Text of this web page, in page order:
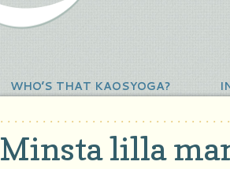
WHO’S THAT KAOSYOGA?
Minsta lilla